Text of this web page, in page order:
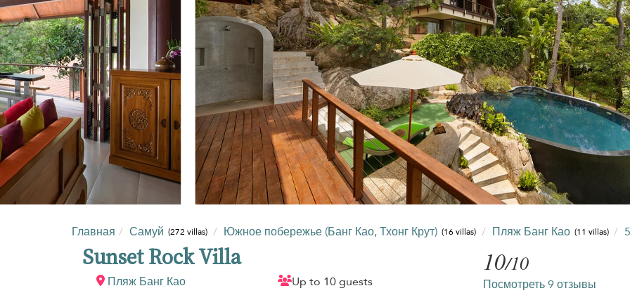
Главная Самуй (272 villas) Южное побережье (Банг Као, Тхонг Крут) (16 villas) Пляж Банг Као (11 villas)
Sunset Rock Villa
Пляж Банг Као
Up to 10 guests
10/10
Посмотреть 9 отзывы